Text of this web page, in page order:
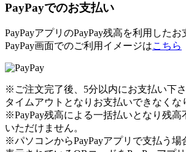
PayPayでのお支払い
PayPayアプリのPayPay残高を利用したお
PayPay画面でのご利用イメージはこちら
※ご注文完了後、5分以内にお支払い下
タイムアウトとなりお支払いできなくな
※PayPay残高による一括払いとなり残高
いただけません。
※パソコンからPayPayアプリで支払う場